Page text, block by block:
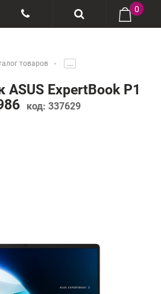
0
товаров .....
ASUS ExpertBook P1
код: 337629